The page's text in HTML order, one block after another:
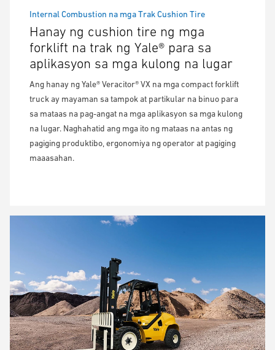
Internal Combustion na mga Trak Cushion Tire
Hanay ng cushion tire ng mga
forklift na trak ng Yale® para sa
aplikasyon sa mga kulong na lugar
Ang hanay ng Yale® Veracitor® VX na mga compact forklift
truck ay mayaman sa tampok at partikular na binuo para
sa mataas na pag-angat na mga aplikasyon sa mga kulong
na lugar. Naghahatid ang mga ito ng mataas na antas ng
pagiging produktibo, ergonomiya ng operator at pagiging
maaasahan.